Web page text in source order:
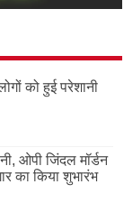
को हुई परेशानी
ओपी जिंदल मॉर्डन
का किया शुभारंभ